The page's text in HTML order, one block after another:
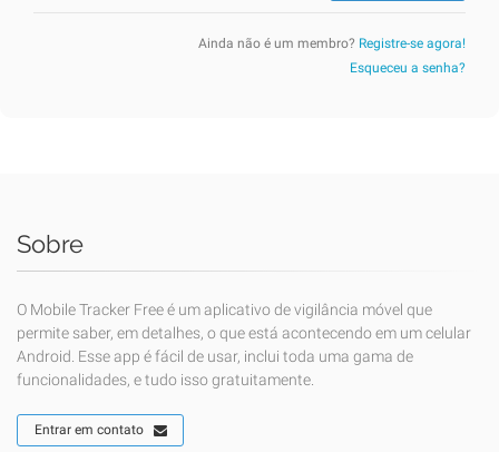
Ainda não é um membro? Registre-se agora!
Esqueceu a senha?
Sobre
O Mobile Tracker Free é um aplicativo de vigilância móvel que
permite saber, em detalhes, o que está acontecendo em um celular
Android. Esse app é fácil de usar, inclui toda uma gama de
funcionalidades, e tudo isso gratuitamente.
Entrar em contato